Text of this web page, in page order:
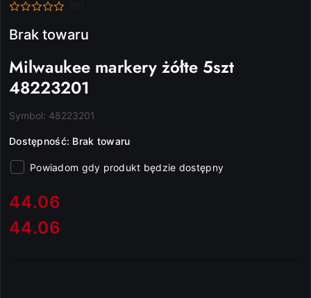
Brak towaru
Milwaukee markery żółte 5szt
48223201
Symbol: 48223201
Dostępność: Brak towaru
Powiadom gdy produkt będzie dostępny
cena:
44.06
Cena:
44.06